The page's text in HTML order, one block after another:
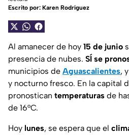
Escrito por: Karen Rodríguez
Al amanecer de hoy 15 de junio
presencia de nubes. SÍ se
municipios de Aguascalientes,
y nocturno fresco. En la capital
pronostican temperaturas de
de 16°C.
Hoy lunes, se espera que el